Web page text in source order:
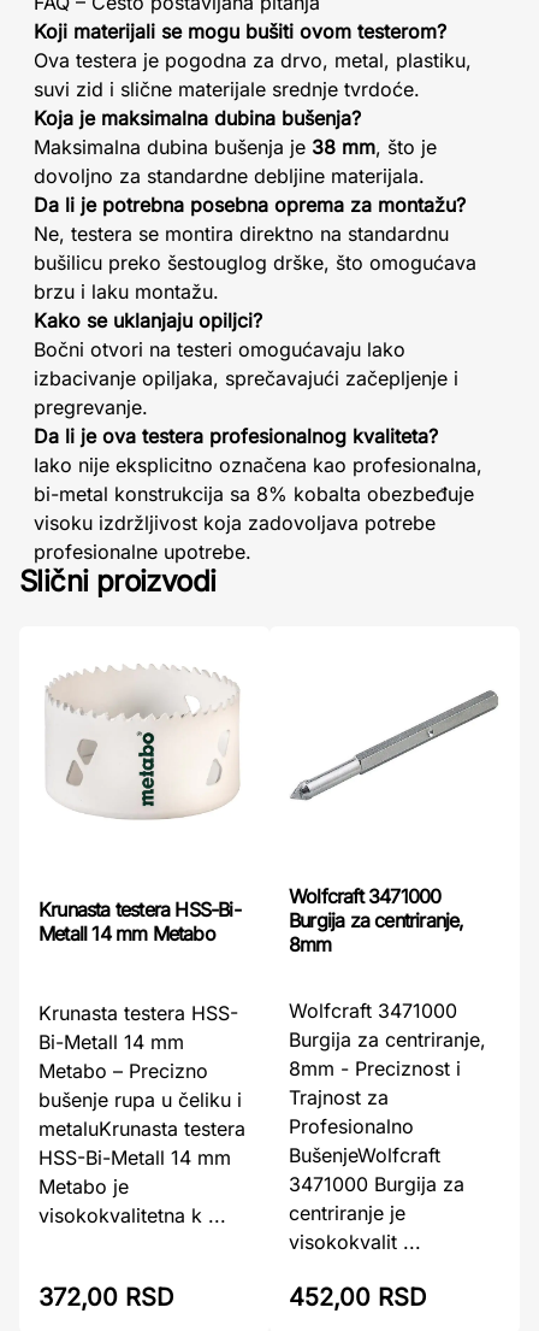
Koji materijali se mogu bušiti ovom testerom?
Ova testera je pogodna za drvo, metal, plastiku,
suvi zid i slične materijale srednje tvrdoće.
Koja je maksimalna dubina bušenja?
Maksimalna dubina bušenja je 38 mm, što je
dovoljno za standardne debljine materijala.
Da li je potrebna posebna oprema za montažu?
Ne, testera se montira direktno na standardnu
bušilicu preko šestouglog drške, što omogućava
brzu i laku montažu.
Kako se uklanjaju opiljci?
Bočni otvori na testeri omogućavaju lako
izbacivanje opiljaka, sprečavajući začepljenje i
pregrevanje.
Da li je ova testera profesionalnog kvaliteta?
Iako nije eksplicitno označena kao profesionalna,
bi-metal konstrukcija sa 8% kobalta obezbeđuje
visoku izdržljivost koja zadovoljava potrebe
profesionalne upotrebe.
Slični proizvodi
Krunasta testera HSS-Bi-
Metall 14 mm Metabo
Krunasta testera HSS-
Bi-Metall 14 mm
Metabo – Precizno
bušenje rupa u čeliku i
metaluKrunasta testera
HSS-Bi-Metall 14 mm
Metabo je
visokokvalitetna k ...
372,00 RSD
Wolfcraft 3471000
Burgija za centriranje,
8mm
Wolfcraft 3471000
Burgija za centriranje,
8mm - Preciznost i
Trajnost za
Profesionalno
BušenjeWolfcraft
3471000 Burgija za
centriranje je
visokokvalit ...
452,00 RSD